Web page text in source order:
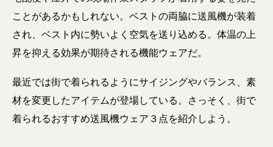
ことがあるかもしれない。ベストの両脇に送風機が装着
され、ベスト内に勢いよく空気を送り込める。体温の上
昇を抑える効果が期待される機能ウェアだ。
最近では街で着られるようにサイジングやバランス、素
材を変更したアイテムが登場している。さっそく、街で
着られるおすすめ送風機ウェア３点を紹介しよう。